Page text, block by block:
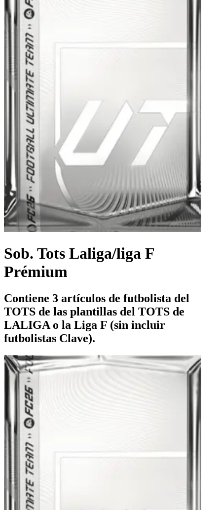
Sob. Tots Laliga/liga F
Prémium
Contiene 3 artículos de futbolista del
TOTS de las plantillas del TOTS de
LALIGA o la Liga F (sin incluir
futbolistas Clave).